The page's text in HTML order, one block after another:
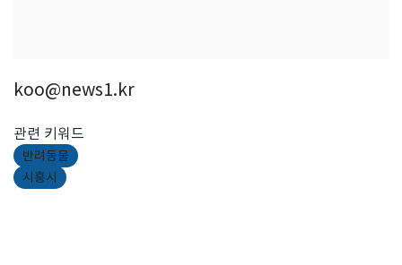
koo@news1.kr
관련 키워드
반려동물
시흥시